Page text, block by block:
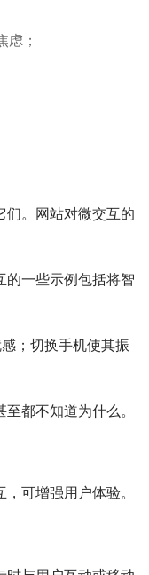
虑；
们。网站对微交互的
的一些示例包括将智
；切换手机使其振
都不知道为什么。
可增强用户体验。